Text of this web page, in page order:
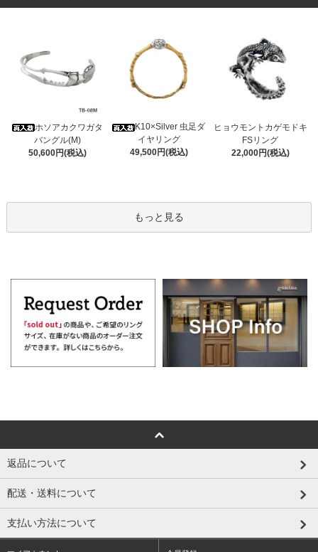
ホソアカクワガタ
バングル(M)
50,600円(税込)
K10×Silver 虫足ダ
イヤリング
49,500円(税込)
ヒョウモントカゲモドキ
FSリング
22,000円(税込)
もっと見る
返品について
配送・送料について
支払い方法について